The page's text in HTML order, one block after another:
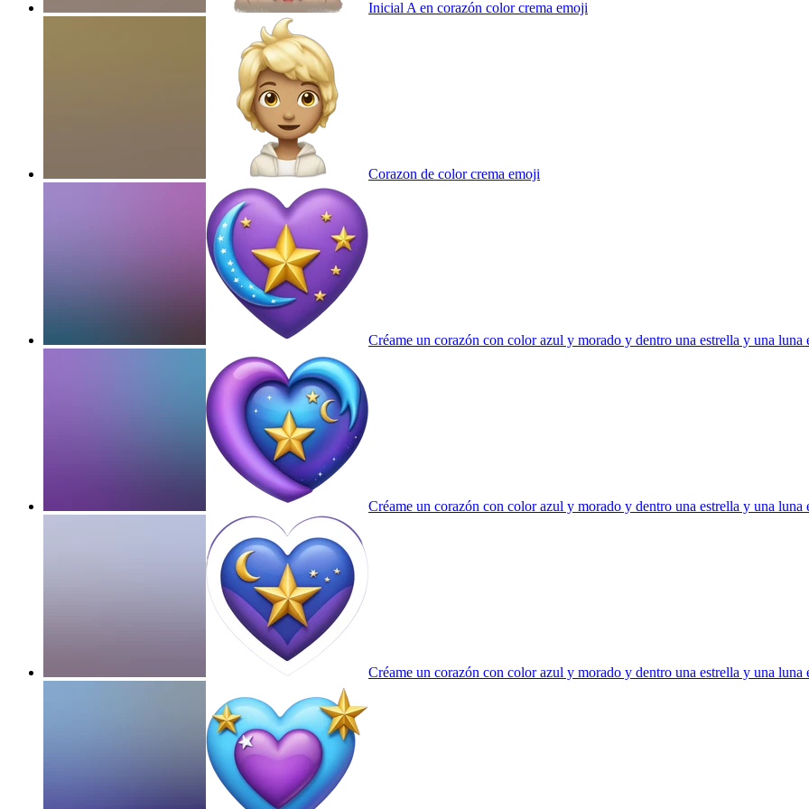
Inicial A en corazón color crema emoji
Corazon de color crema emoji
Créame un corazón con color azul y morado y dentro una estrella y una luna
Créame un corazón con color azul y morado y dentro una estrella y una luna
Créame un corazón con color azul y morado y dentro una estrella y una luna